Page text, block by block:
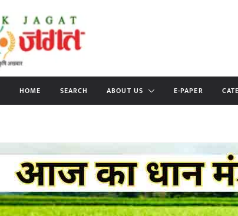
HOME SEARCH ABOUT US E-PAPER